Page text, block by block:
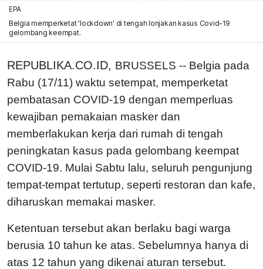
EPA
Belgia memperketat 'lockdown' di tengah lonjakan kasus Covid-19
gelombang keempat.
REPUBLIKA.CO.ID, BRUSSELS -- Belgia pada
Rabu (17/11) waktu setempat, memperketat
pembatasan COVID-19 dengan memperluas
kewajiban pemakaian masker dan
memberlakukan kerja dari rumah di tengah
peningkatan kasus pada gelombang keempat
COVID-19. Mulai Sabtu lalu, seluruh pengunjung
tempat-tempat tertutup, seperti restoran dan kafe,
diharuskan memakai masker.
Ketentuan tersebut akan berlaku bagi warga
berusia 10 tahun ke atas. Sebelumnya hanya di
atas 12 tahun yang dikenai aturan tersebut.